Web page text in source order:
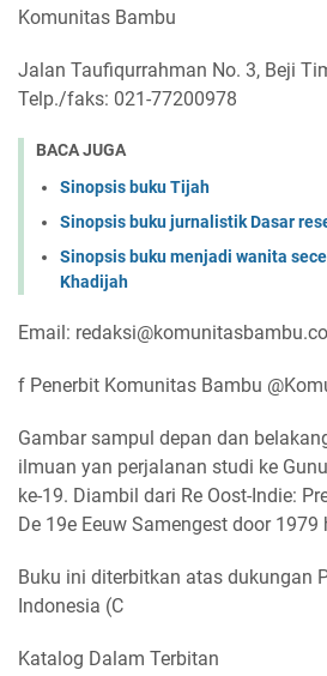
Komunitas Bambu
Jalan Taufiqurrahman No. 3, Beji
Telp./faks: 021-77200978
BACA JUGA
Sinopsis buku Tijah
Sinopsis buku jurnalistik Dasar
Sinopsis buku menjadi wanita
Khadijah
Email:
f Penerbit Komunitas Bambu
Gambar sampul depan dan
ilmuan yan perjalanan studi ke
ke-19. Diambil dari Re Oost-Indie:
De 19e Eeuw Samengest door
Buku ini diterbitkan atas dukungan
Indonesia (C
Katalog Dalam Terbitan